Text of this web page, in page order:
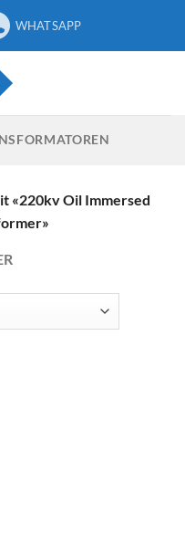
WHATSAPP
«220kv Oil Immersed